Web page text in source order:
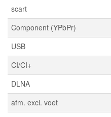
scart
Component (YPbPr)
USB
CI/CI+
DLNA
afm. excl. voet